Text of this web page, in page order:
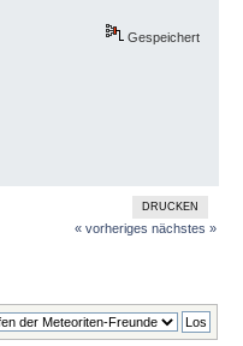
Gespeichert
DRUCKEN
« vorheriges nächstes »